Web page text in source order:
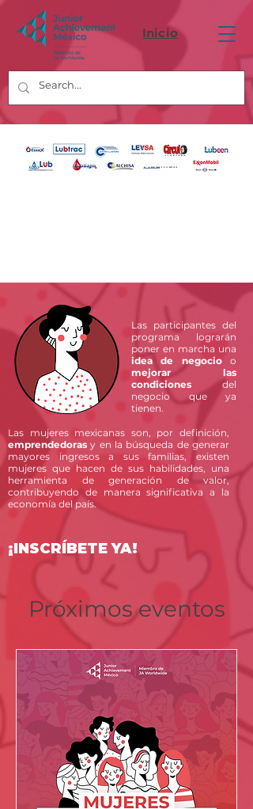
Inicio
Las participantes del
programa lograrán
poner en marcha una
idea de negocioo
mejorar las
condiciones del
negocio que ya
tienen.
Las mujeres mexicanas son, por definición,
emprendedoras y en la búsqueda de generar
mayores ingresos a sus familias, existen
mujeres que hacen de sus habilidades, una
herramienta de generación de valor,
contribuyendo de manera significativa a la
economía del país.
¡INSCRÍBETE YA!
Próximos eventos